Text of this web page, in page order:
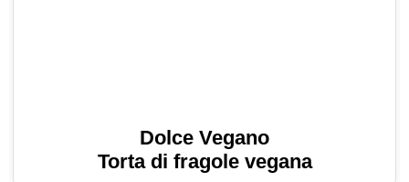
Dolce Vegano
Torta di fragole vegana